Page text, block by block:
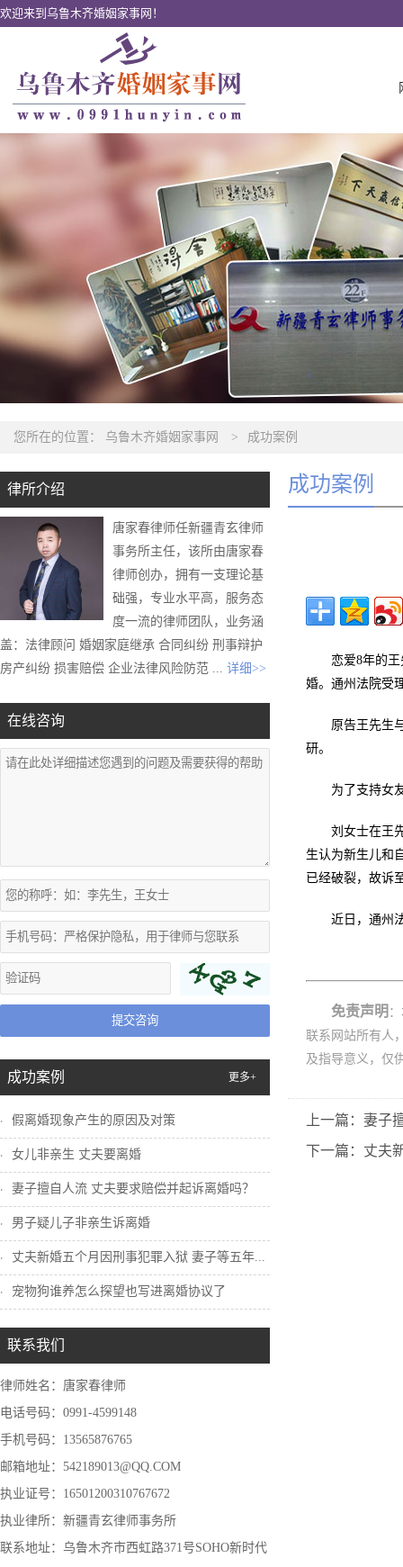
欢迎来到乌鲁木齐婚姻家事网！
您所在的位置： 乌鲁木齐婚姻家事网 > 成功案例
律所介绍
唐家春律师任新疆青玄律师
事务所主任，该所由唐家春
律师创办，拥有一支理论基
础强，专业水平高，服务态
度一流的律师团队，业务涵
盖：法律顾问 婚姻家庭继承 合同纠纷 刑事辩护
房产纠纷 损害赔偿 企业法律风险防范 ... 详细>>
在线咨询
提交咨询
成功案例 更多+
假离婚现象产生的原因及对策
女儿非亲生 丈夫要离婚
妻子擅自人流 丈夫要求赔偿并起诉离婚吗？
男子疑儿子非亲生诉离婚
丈夫新婚五个月因刑事犯罪入狱 妻子等五年...
宠物狗谁养怎么探望也写进离婚协议了
联系我们
律师姓名：唐家春律师
电话号码：0991-4599148
手机号码：13565876765
邮箱地址：542189013@QQ.COM
执业证号：16501200310767672
执业律所：新疆青玄律师事务所
联系地址：乌鲁木齐市西虹路371号SOHO新时代
成功案例
恋爱8年的
婚。通州法院受
原告王先生
研。
为了支持女
刘女士在王
生认为新生儿和
已经破裂，故诉
近日，通州
免责声明
联系网站所有人
及指导意义，仅
上一篇：妻子
下一篇：丈夫